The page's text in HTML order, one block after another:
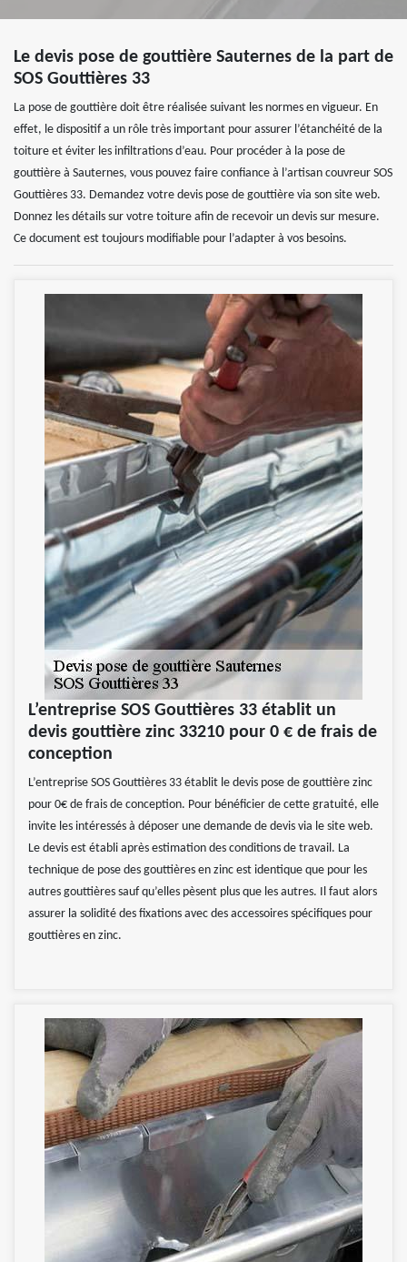
Le devis pose de gouttière Sauternes de la part de
SOS Gouttières 33
La pose de gouttière doit être réalisée suivant les normes en vigueur. En
effet, le dispositif a un rôle très important pour assurer l’étanchéité de la
toiture et éviter les infiltrations d’eau. Pour procéder à la pose de
gouttière à Sauternes, vous pouvez faire confiance à l’artisan couvreur SOS
Gouttières 33. Demandez votre devis pose de gouttière via son site web.
Donnez les détails sur votre toiture afin de recevoir un devis sur mesure.
Ce document est toujours modifiable pour l’adapter à vos besoins.
L’entreprise SOS Gouttières 33 établit un
devis gouttière zinc 33210 pour 0 € de frais de
conception
L’entreprise SOS Gouttières 33 établit le devis pose de gouttière zinc
pour 0€ de frais de conception. Pour bénéficier de cette gratuité, elle
invite les intéressés à déposer une demande de devis via le site web.
Le devis est établi après estimation des conditions de travail. La
technique de pose des gouttières en zinc est identique que pour les
autres gouttières sauf qu’elles pèsent plus que les autres. Il faut alors
assurer la solidité des fixations avec des accessoires spécifiques pour
gouttières en zinc.